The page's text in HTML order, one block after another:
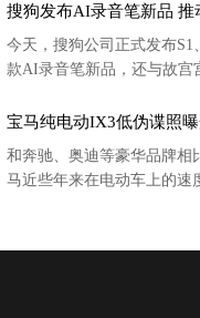
搜狗发布AI录音笔新品 推
今天，搜狗公司正式发布S1
款AI录音笔新品，还与故宫
的故宫宫廷联名款。
宝马纯电动IX3低伪谍照
和奔驰、奥迪等豪华品牌相
马近些年来在电动车上的速